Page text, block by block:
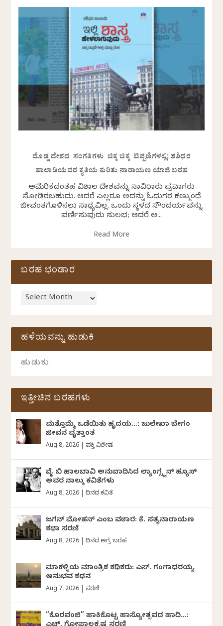
ದೊಡ್ಡ ದೇಶದ ಸಂಗತಿಗಳು ಚಿಕ್ಕ ಚಿಕ್ಕ ಟಿಪ್ಪಣಿಗಳಲ್ಲಿ: ಶಶಿಧರ
ಹಾಲಾಡಿಯವರ ಕೃತಿಯ ಕುರಿತು ನಾರಾಯಣ ಯಾಜಿ ಬರಹ
ಅಮೆರಿಕದಂತಹ ವಿಶಾಲ ದೇಶವನ್ನು ಸಾವಿರಾರು ಪ್ರವಾಸಿಗರು
ನೋಡಿರಬಹುದು. ಆದರೆ ಎಲ್ಲರೂ ಅದನ್ನು ಓದುಗರ ಕಣ್ಮುಂದೆ
ಜೀವಂತಗೊಳಿಸಲು ಸಾಧ್ಯವಿಲ್ಲ. ಒಂದು ಸ್ಥಳದ ಸೌಂದರ್ಯವನ್ನು
ವರ್ಣಿಸುವುದು ಸುಲಭ; ಆದರೆ ಆ...
Read More
ಬರಹ ಭಂಡಾರ
ಹಳೆಯವನ್ನು ಹುಡುಕಿ
ಇತ್ತೀಚಿನ ಬರಹಗಳು
ಮತ್ತೊಮ್ಮೆ ಒಡೆಯಿತು ಹೃದಯ…: ಜುಲೇಖಾ ಬೇಗಂ
ಜೀವನ ವೃತ್ತಾಂತ
Aug 8, 2026 ವ್ಯಕ್ತಿ ವಿಶೇಷ
ವೈ ಬಿ ಹಾಲಬಾವಿ ಅನುವಾದಿಸಿದ ಲ್ಯಾಂಗ್ಸ್ಟನ್ ಹ್ಯೂಸ್
ಅವರ ನಾಲ್ಕು ಕವಿತೆಗಳು
Aug 8, 2026 |ದಿನದ ಕವಿತೆ
ಜಗನ್‌ ಮೋಹನ್‌ ಎಂಬ ವಠಾರ: ಕೆ. ಸತ್ಯನಾರಾಯಣ
ಕಥಾ ಸರಣಿ
Aug 8, 2026 |ದಿನದ ಅಗ್ರ ಬರಹ
ಮಾಕಳ್ಳಿಯ ಮಾಂತ್ರಿಕ ಕಥಿಕರು: ಎಸ್. ಗಂಗಾಧರಯ್ಯ
ಅನುಭವ ಕಥನ
Aug 7, 2026 ಸರಣಿ
“ಕೊರವಂಜಿ” ಹಾಕಿಕೊಟ್ಟ ಹಾಸ್ಯೋತ್ಸವದ ಹಾದಿ…: